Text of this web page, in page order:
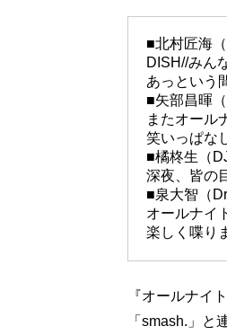
■北村匠海（
DISH//みん
あっという
■矢部昌暉（
またオール
笑いっぱな
■橘柊生（
深夜、皆の
■泉大智（Dr
オールナイ
楽しく喋り
『オールナイ
「smash.」と